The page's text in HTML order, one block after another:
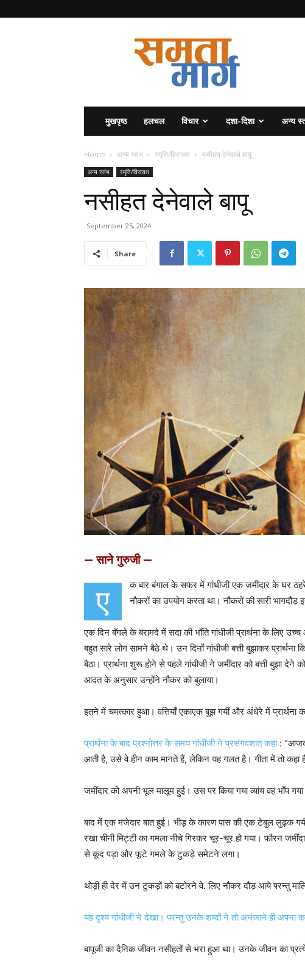
मुखपृष्ठ हलचल विचार दशा-दिशा अन्य
Home अन्य स्तंभ स्मृति/विरासत नसीहत देनेवाले बापू
अन्य स्तंभ स्मृति/विरासत
नसीहत देनेवाले बापू
September 25, 2024
Share
— साने गुरुजी —
ए
क बार बंगाल के सफर में गांधीजी एक जमींदार के घर
नौकरों का उपयोग करता था। नौकरों की सारी
एक दिन बँगले के बरामदे में सदा की भाँति गांधीजी प्रार्थना के लिए
बहुत सारे लोग सामने बैठे थे। उन दिनों गांधीजी बत्ती बुझाकर
बैठा। प्रार्थना शुरू होने से पहले गांधीजी ने जमींदार को बत्ती बुझा देने
आदत के अनुसार उन्होंने नौकर को बुलाया।
इतने में चमत्कार हुआ। वत्तियाँ एकाएक बुझ गयीं और अंधेरे में
प्रार्थना के बाद प्रश्नोत्तर के समय गांधीजी ने प्रसंगवशात् कहा:
आती है, उसे वे हीन काम मानते हैं, लेकिन यह गलत है। गीता में तो
जमींदार को अपनी भूल मालूम हुई। उस पर किया गया व्यांय वह भाँप
बाद में एक मजेदार बात हुई। भीड़ के कारण पास की एक टेबुल लुढ़क
रखा चीनी मिट्टी का गमला नीचे गिरकर चूर-चूर हो गया। फौरन
से कूद पड़ा और फूटे गमले के टुकड़े समेटने लगा।
थोड़ी ही देर में उन टुकड़ों को बटोरने वे. लिए नौकर दौड़ आये परन्तु
यह दृश्य गांधीजी ने देखा। परन्तु उनके शब्दों ने तो अनंजाने ही अपना
बापूजी का दैनिक जीवन नसीहतों से भरा हुआ था। उनके जीवन का